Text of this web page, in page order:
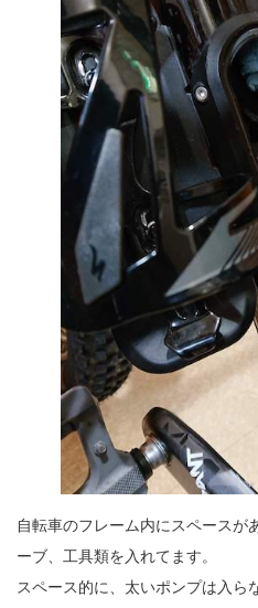
自転車のフレーム内にスペースが
ーブ、工具類を入れてます。
スペース的に、太いポンプは入ら